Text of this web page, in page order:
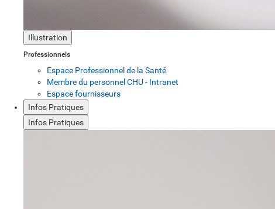
Illustration
Professionnels
Espace Professionnel de la Santé
Membre du personnel CHU - Intranet
Espace fournisseurs
Infos Pratiques
Infos Pratiques